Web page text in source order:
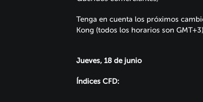
Tenga en cuenta los próximos
Kong (todos los horarios son
Jueves, 18 de junio
Índices CFD: